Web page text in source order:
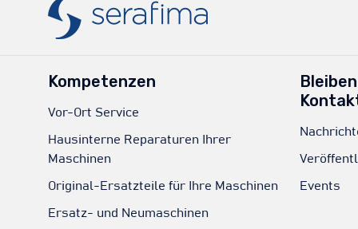
Kompetenzen
Vor-Ort Service
Hausinterne Reparaturen Ihrer
Maschinen
Original-Ersatzteile für Ihre Maschinen
Ersatz- und Neumaschinen
Events